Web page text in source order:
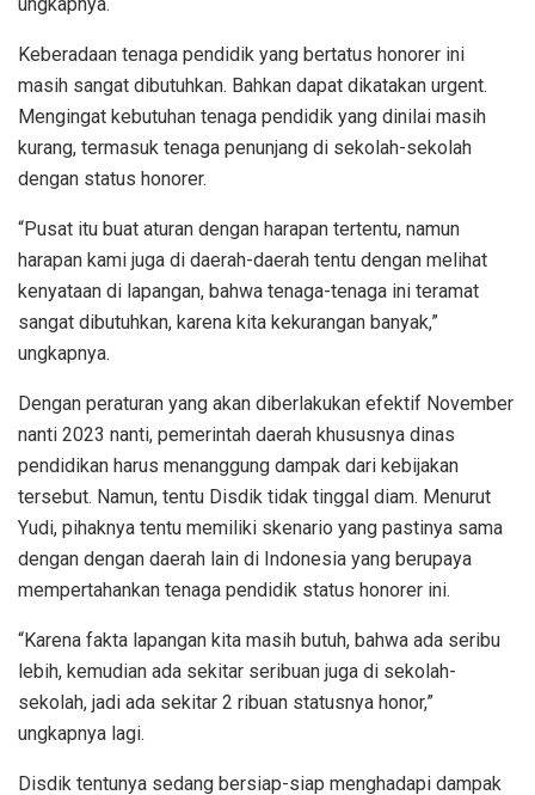
ungkapnya.
Keberadaan tenaga pendidik yang bertatus honorer ini
masih sangat dibutuhkan. Bahkan dapat dikatakan urgent.
Mengingat kebutuhan tenaga pendidik yang dinilai masih
kurang, termasuk tenaga penunjang di sekolah-sekolah
dengan status honorer.
“Pusat itu buat aturan dengan harapan tertentu, namun
harapan kami juga di daerah-daerah tentu dengan melihat
kenyataan di lapangan, bahwa tenaga-tenaga ini teramat
sangat dibutuhkan, karena kita kekurangan banyak,”
ungkapnya.
Dengan peraturan yang akan diberlakukan efektif November
nanti 2023 nanti, pemerintah daerah khususnya dinas
pendidikan harus menanggung dampak dari kebijakan
tersebut. Namun, tentu Disdik tidak tinggal diam. Menurut
Yudi, pihaknya tentu memiliki skenario yang pastinya sama
dengan dengan daerah lain di Indonesia yang berupaya
mempertahankan tenaga pendidik status honorer ini.
“Karena fakta lapangan kita masih butuh, bahwa ada seribu
lebih, kemudian ada sekitar seribuan juga di sekolah-
sekolah, jadi ada sekitar 2 ribuan statusnya honor,”
ungkapnya lagi.
Disdik tentunya sedang bersiap-siap menghadapi dampak